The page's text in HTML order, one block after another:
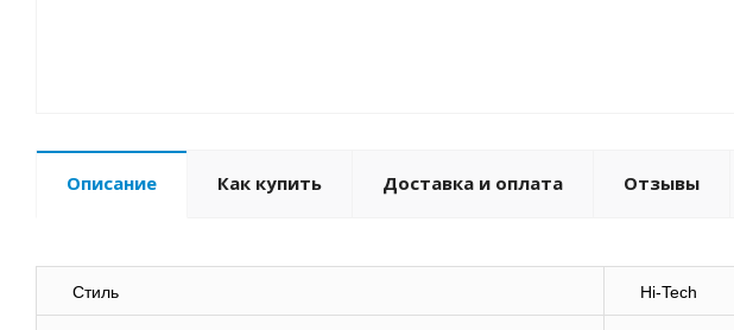
Описание Как купить Доставка и оплата Отзывы
Стиль Hi-Tech